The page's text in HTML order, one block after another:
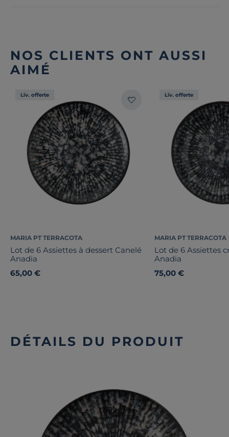
NOS CLIENTS ONT AUSSI
AIMÉ
Liv. offerte
MARIA PT TERRACOTA
Lot de 6 Assiettes à dessert Canelé
Anadia
65,00 €
Liv. offerte
MARIA PT TERRACOTA
Lot de 6 Assiettes
Anadia
75,00 €
DÉTAILS DU PRODUIT